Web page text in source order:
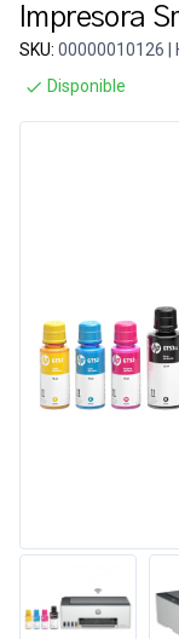
Impresora
SKU: 00000010126 |
Disponible